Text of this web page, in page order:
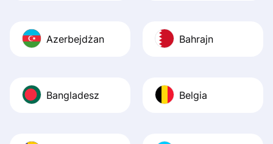
Azerbejdżan Bahrajn
Bangladesz Belgia